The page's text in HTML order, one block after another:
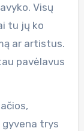
Visų
tu jų ko
ar artistus.
pavėlavus
gyvena trys